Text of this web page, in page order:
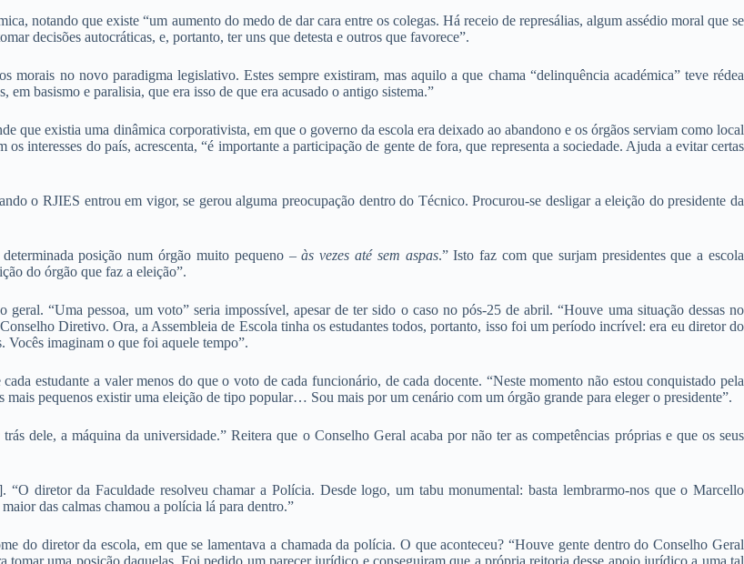
notando que existe “um aumento do medo de dar cara entre os colegas. Há receio de represálias, algum assédio moral que se
decisões autocráticas, e, portanto, ter uns que detesta e outros que favorece”.
no novo paradigma legislativo. Estes sempre existiram, mas aquilo a que chama “delinquência académica” teve rédea
basismo e paralisia, que era isso de que era acusado o antigo sistema.”
que existia uma dinâmica corporativista, em que o governo da escola era deixado ao abandono e os órgãos serviam como local
interesses do país, acrescenta, “é importante a participação de gente de fora, que representa a sociedade. Ajuda a evitar certas
o RJIES entrou em vigor, se gerou alguma preocupação dentro do Técnico. Procurou-se desligar a eleição do presidente da
posição num órgão muito pequeno –às vezes até sem aspas.” Isto faz com que surjam presidentes que a escola
do órgão que faz a eleição”.
“Uma pessoa, um voto” seria impossível, apesar de ter sido o caso no pós-25 de abril. “Houve uma situação dessas no
Diretivo. Ora, a Assembleia de Escola tinha os estudantes todos, portanto, isso foi um período incrível: era eu diretor do
Vocês imaginam o que foi aquele tempo”.
estudante a valer menos do que o voto de cada funcionário, de cada docente. “Neste momento não estou conquistado pela
pequenos existir uma eleição de tipo popular… Sou mais por um cenário com um órgão grande para eleger o presidente”.
dele, a máquina da universidade.” Reitera que o Conselho Geral acaba por não ter as competências próprias e que os seus
diretor da Faculdade resolveu chamar a Polícia. Desde logo, um tabu monumental: basta lembrarmo-nos que o Marcello
das calmas chamou a polícia lá para dentro.”
do diretor da escola, em que se lamentava a chamada da polícia. O que aconteceu? “Houve gente dentro do Conselho Geral
uma posição daquelas. Foi pedido um parecer jurídico e conseguiram que a própria reitoria desse apoio jurídico a uma tal